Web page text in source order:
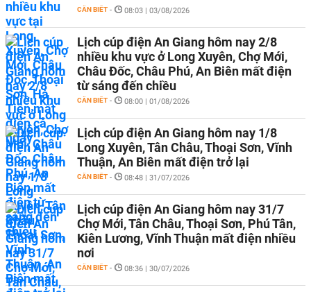
CẦN BIẾT - 08:03 | 03/08/2026
Lịch cúp điện An Giang hôm nay 2/8
nhiều khu vực ở Long Xuyên, Chợ Mới,
Châu Đốc, Châu Phú, An Biên mất điện
từ sáng đến chiều
CẦN BIẾT - 08:00 | 01/08/2026
Lịch cúp điện An Giang hôm nay 1/8
Long Xuyên, Tân Châu, Thoại Sơn, Vĩnh
Thuận, An Biên mất điện trở lại
CẦN BIẾT - 08:48 | 31/07/2026
Lịch cúp điện An Giang hôm nay 31/7
Chợ Mới, Tân Châu, Thoại Sơn, Phú Tân,
Kiên Lương, Vĩnh Thuận mất điện nhiều
nơi
CẦN BIẾT - 08:36 | 30/07/2026